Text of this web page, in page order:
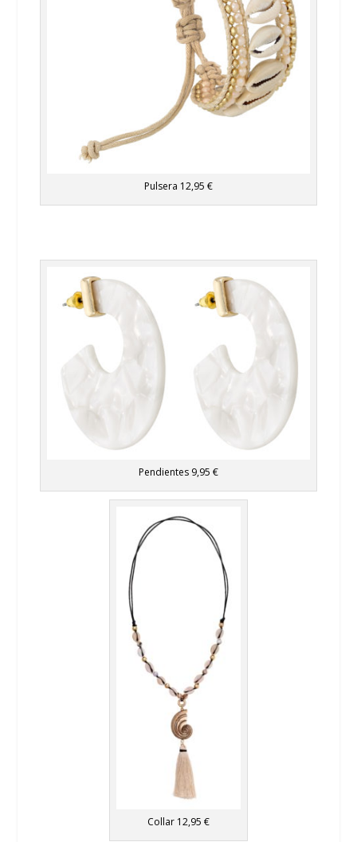
Pulsera 12,95 €
Pendientes 9,95 €
Collar 12,95 €